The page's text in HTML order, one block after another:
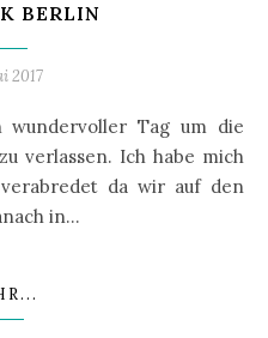
BERLIN
2017
verlassen. Ich habe mich
da wir auf den
in…